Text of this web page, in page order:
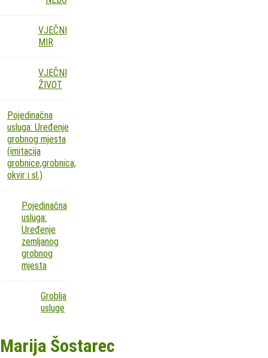
VJEČNI
MIR
VJEČNI
ŽIVOT
Pojedinačna
usluga: Uređenje
grobnog mjesta
(imitacija
grobnice,grobnica,
okvir i sl.)
Pojedinačna
usluga:
Uređenje
zemljanog
grobnog
mjesta
Groblja
usluge
Marija Šostarec